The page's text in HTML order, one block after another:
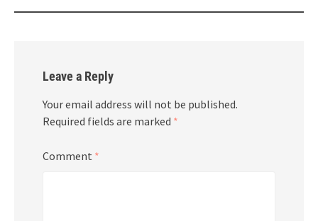
Leave a Reply
Your email address will not be published.
Required fields are marked *
Comment *